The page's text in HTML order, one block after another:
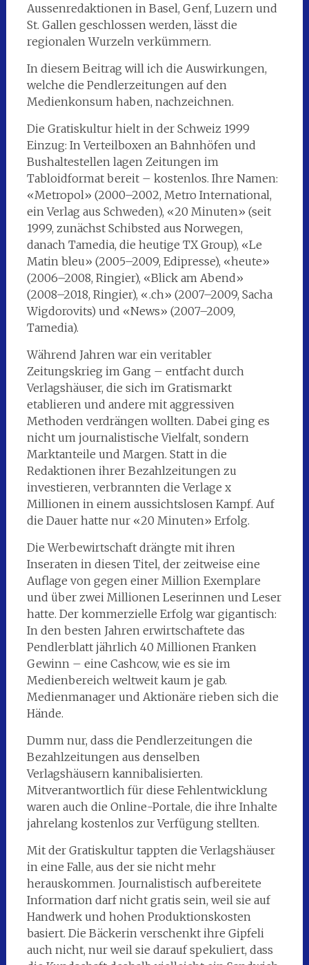
Aussenredaktionen in Basel, Genf, Luzern und
St. Gallen geschlossen werden, lässt die
regionalen Wurzeln verkümmern.
In diesem Beitrag will ich die Auswirkungen,
welche die Pendlerzeitungen auf den
Medienkonsum haben, nachzeichnen.
Die Gratiskultur hielt in der Schweiz 1999
Einzug: In Verteilboxen an Bahnhöfen und
Bushaltestellen lagen Zeitungen im
Tabloidformat bereit – kostenlos. Ihre Namen:
«Metropol» (2000–2002, Metro International,
ein Verlag aus Schweden), «20 Minuten» (seit
1999, zunächst Schibsted aus Norwegen,
danach Tamedia, die heutige TX Group), «Le
Matin bleu» (2005–2009, Edipresse), «heute»
(2006–2008, Ringier), «Blick am Abend»
(2008–2018, Ringier), «.ch» (2007–2009, Sacha
Wigdorovits) und «News» (2007–2009,
Tamedia).
Während Jahren war ein veritabler
Zeitungskrieg im Gang – entfacht durch
Verlagshäuser, die sich im Gratismarkt
etablieren und andere mit aggressiven
Methoden verdrängen wollten. Dabei ging es
nicht um journalistische Vielfalt, sondern
Marktanteile und Margen. Statt in die
Redaktionen ihrer Bezahlzeitungen zu
investieren, verbrannten die Verlage x
Millionen in einem aussichtslosen Kampf. Auf
die Dauer hatte nur «20 Minuten» Erfolg.
Die Werbewirtschaft drängte mit ihren
Inseraten in diesen Titel, der zeitweise eine
Auflage von gegen einer Million Exemplare
und über zwei Millionen Leserinnen und Leser
hatte. Der kommerzielle Erfolg war gigantisch:
In den besten Jahren erwirtschaftete das
Pendlerblatt jährlich 40 Millionen Franken
Gewinn – eine Cashcow, wie es sie im
Medienbereich weltweit kaum je gab.
Medienmanager und Aktionäre rieben sich die
Hände.
Dumm nur, dass die Pendlerzeitungen die
Bezahlzeitungen aus denselben
Verlagshäusern kannibalisierten.
Mitverantwortlich für diese Fehlentwicklung
waren auch die Online-Portale, die ihre Inhalte
jahrelang kostenlos zur Verfügung stellten.
Mit der Gratiskultur tappten die Verlagshäuser
in eine Falle, aus der sie nicht mehr
herauskommen. Journalistisch aufbereitete
Information darf nicht gratis sein, weil sie auf
Handwerk und hohen Produktionskosten
basiert. Die Bäckerin verschenkt ihre Gipfeli
auch nicht, nur weil sie darauf spekuliert, dass